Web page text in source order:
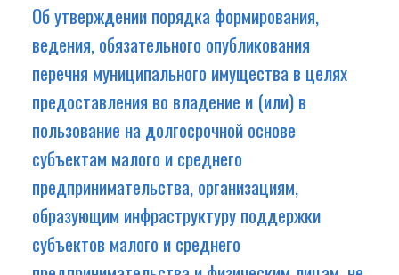
Об утверждении порядка формирования,
ведения, обязательного опубликования
перечня муниципального имущества в целях
предоставления во владение и (или) в
пользование на долгосрочной основе
субъектам малого и среднего
предпринимательства, организациям,
образующим инфраструктуру поддержки
субъектов малого и среднего